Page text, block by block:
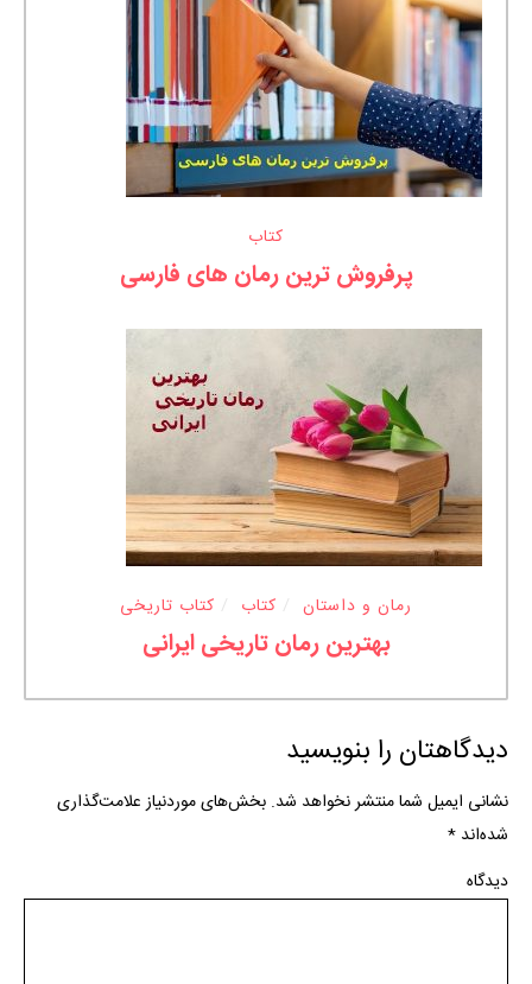
کتاب
پرفروش ترین رمان های فارسی
رمان و داستان کتاب کتاب تاریخی
بهترین رمان تاریخی ایرانی
دیدگاهتان را بنویسید
نشانی ایمیل شما منتشر نخواهد شد. بخش‌های موردنیاز علامت‌گذاری
شده‌اند *
دیدگاه